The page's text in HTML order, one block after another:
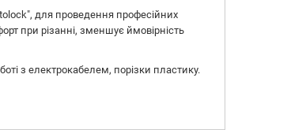
для проведення професійних
при різанні, зменшує ймовірність
з електрокабелем, порізки пластику.